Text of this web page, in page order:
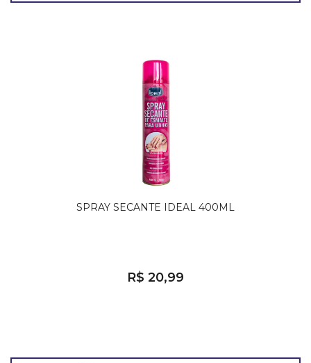
SPRAY SECANTE IDEAL 400ML
R$ 20,99